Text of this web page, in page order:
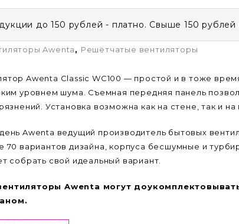
до 150 рублей - платно. Свыше 150 рублей
Awenta, Решётчатые вентиляторы
Awenta Classic WC100 — простой и в тоже
уровнем шума. Съемная передняя панель
Установка возможна как на стене, так и на
Awenta ведущий производитель бытовых
70 вариантов дизайна, корпуса бесшумные и
собрать свой идеальный вариант.
Awenta могут